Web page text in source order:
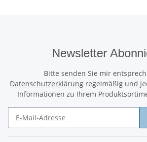
Newsletter
Bitte senden Sie mir
Datenschutzerklärung regelmäßig und
Informationen zu Ihrem